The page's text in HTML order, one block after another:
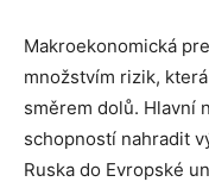
Makroekonomická
množstvím rizik,
směrem dolů. Hlavní
schopností nahradit
Ruska do Evropské